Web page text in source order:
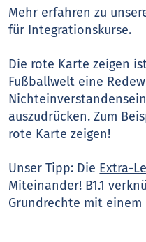
Mehr erfahren zu
für Integrationskurse.
Die rote Karte zeigen
Fußballwelt eine
auszudrücken. Zum
rote Karte zeigen!
Unser Tipp: Die Extra-
Miteinander! B1.1
Grundrechte mit